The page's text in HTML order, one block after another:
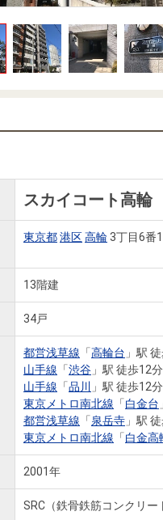
スカイコート高輪
東京都港区高輪 3丁目6番
13階建
34戸
都営浅草線 「高輪台 」駅
山手線 「渋谷 」駅 徒歩12分
山手線 「品川
」駅 徒歩12分
東京メトロ南北線 「白金台
都営浅草線 「泉岳寺 」駅
東京メトロ南北線 「白金高
2001年
SRC（鉄骨鉄筋コンクリー